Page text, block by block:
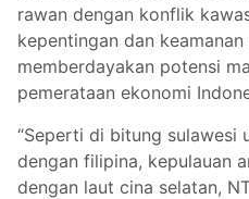
rawan dengan konflik
kepentingan dan
memberdayakan potensi
pemerataan ekonomi
“Seperti di bitung sulawesi
dengan filipina, kepulauan
dengan laut cina selatan,